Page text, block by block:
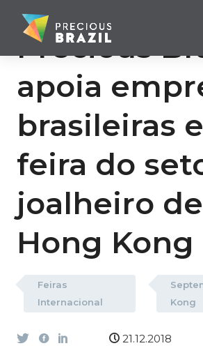
Precious
apoia
brasileiras
feira do
joalheiro de
Hong Kong
Feiras
Internacional
Kong
21.12.2018